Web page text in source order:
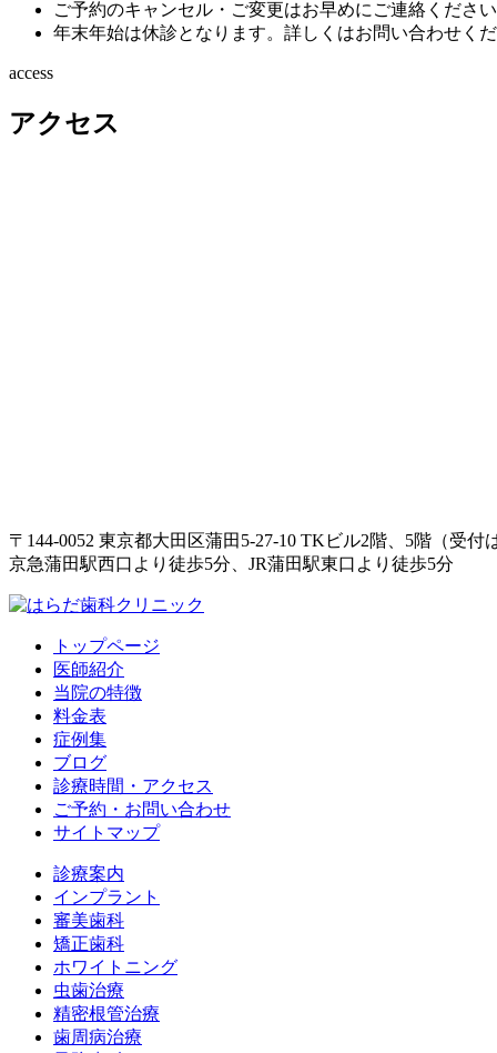
ご予約のキャンセル・ご変更はお早めにご連絡ください
年末年始は休診となります。詳しくはお問い合わせくだ
access
アクセス
〒144-0052 東京都大田区蒲田5-27-10 TKビル2階、5階（受付
京急蒲田駅西口より徒歩5分、JR蒲田駅東口より徒歩5分
トップページ
医師紹介
当院の特徴
料金表
症例集
ブログ
診療時間・アクセス
ご予約・お問い合わせ
サイトマップ
診療案内
インプラント
審美歯科
矯正歯科
ホワイトニング
虫歯治療
精密根管治療
歯周病治療